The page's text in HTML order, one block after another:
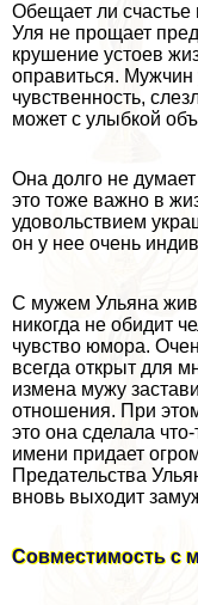
Обещает ли
Уля не прощает
крушение устоев
оправиться. Мужчин
чувственность,
может с улыбкой
Она долго не
это тоже важно в
удовольствием
он у нее очень
С мужем Ульяна
никогда не обидит
чувство юмора.
всегда открыт для
измена мужу
отношения. При этом
это она сделала
имени придает
Предательства
вновь выходит
Совместимость с